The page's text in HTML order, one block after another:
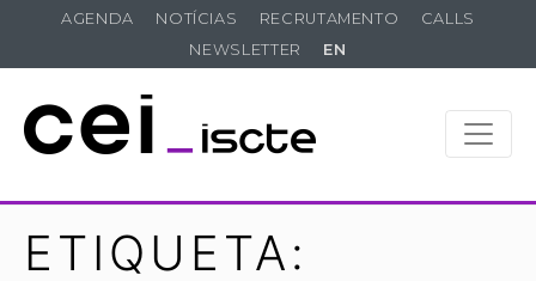
AGENDA NOTÍCIAS RECRUTAMENTO
CALLS
NEWSLETTER
EN
ETIQUETA: